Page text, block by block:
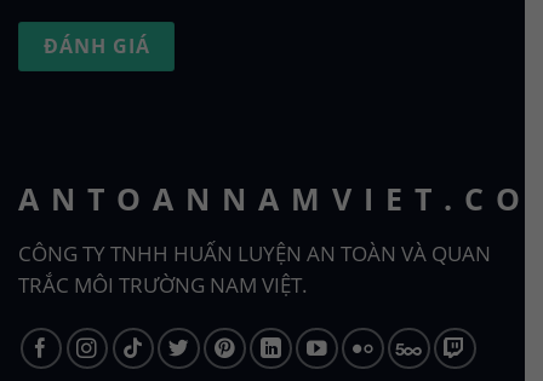
CÔNG TY TNHH HUẤN LUYỆN AN TOÀN VÀ QUAN
TRẮC MÔI TRƯỜNG NAM VIỆT.
ĐÁNH GIÁ